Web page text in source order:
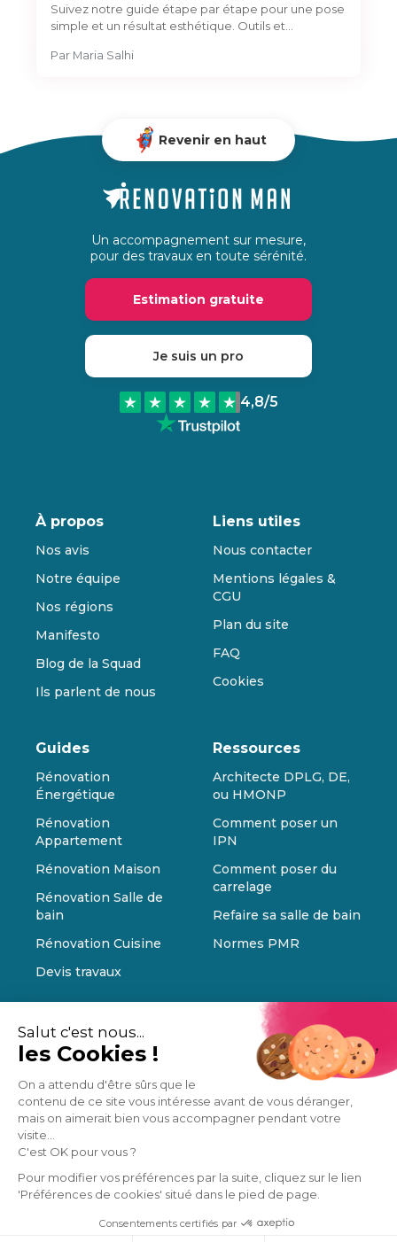
Salut c'est nous...
les Cookies !
On a attendu d'être sûrs que le
contenu de ce site vous intéresse avant de vous déranger,
mais on aimerait bien vous accompagner pendant votre
visite...
C'est OK pour vous ?
Pour modifier vos préférences par la suite, cliquez sur le lien
'Préférences de cookies' situé dans le pied de page.
Consentements certifiés par
Suivez notre guide étape par étape pour une pose
simple et un résultat esthétique. Outils et…
Par Maria Salhi
Revenir en haut
Un accompagnement sur mesure,
pour des travaux en toute sérénité.
Estimation gratuite
Je suis un pro
4,8/5
À propos
Nos avis
Notre équipe
Nos régions
Manifesto
Blog de la Squad
Ils parlent de nous
Liens utiles
Nous contacter
Mentions légales &
CGU
Plan du site
FAQ
Cookies
Guides
Rénovation
Énergétique
Rénovation
Appartement
Rénovation Maison
Rénovation Salle de
bain
Rénovation Cuisine
Devis travaux
Ressources
Architecte DPLG, DE,
ou HMONP
Comment poser un
IPN
Comment poser du
carrelage
Refaire sa salle de bain
Normes PMR